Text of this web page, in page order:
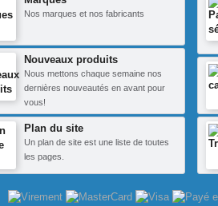
Nos marques et nos fabricants
Nouveaux produits
Nous mettons chaque semaine nos
dernières nouveautés en avant pour
vous!
Plan du site
Un plan de site est une liste de toutes
les pages.